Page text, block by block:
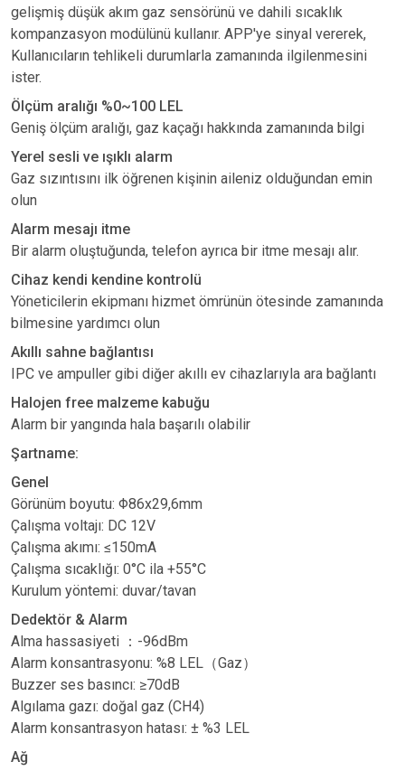
gelişmiş düşük akım gaz sensörünü ve dahili sıcaklık
kompanzasyon modülünü kullanır. APP'ye sinyal vererek,
Kullanıcıların tehlikeli durumlarla zamanında ilgilenmesini
ister.
Ölçüm aralığı %0~100 LEL
Geniş ölçüm aralığı, gaz kaçağı hakkında zamanında bilgi
Yerel sesli ve ışıklı alarm
Gaz sızıntısını ilk öğrenen kişinin aileniz olduğundan emin
olun
Alarm mesajı itme
Bir alarm oluştuğunda, telefon ayrıca bir itme mesajı alır.
Cihaz kendi kendine kontrolü
Yöneticilerin ekipmanı hizmet ömrünün ötesinde zamanında
bilmesine yardımcı olun
Akıllı sahne bağlantısı
IPC ve ampuller gibi diğer akıllı ev cihazlarıyla ara bağlantı
Halojen free malzeme kabuğu
Alarm bir yangında hala başarılı olabilir
Şartname:
Genel
Görünüm boyutu: Φ86x29,6mm
Çalışma voltajı: DC 12V
Çalışma akımı: ≤150mA
Çalışma sıcaklığı: 0°C ila +55°C
Kurulum yöntemi: duvar/tavan
Dedektör & Alarm
Alma hassasiyeti ： -96dBm
Alarm konsantrasyonu: %8 LEL （Gaz）
Buzzer ses basıncı: ≥70dB
Algılama gazı: doğal gaz (CH4)
Alarm konsantrasyon hatası: ± %3 LEL
Ağ